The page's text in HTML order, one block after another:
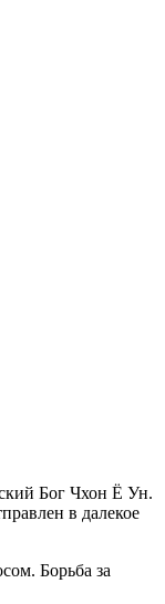
Бог Чхон Ё Ун.
в далекое
Борьба за